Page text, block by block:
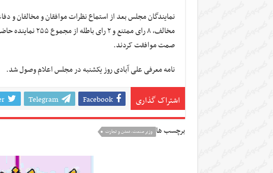
مخالف، ۸ رای ممتنع
صمت موافقت کردند.
نامه معرفی علی آبادی روز یکشنبه در مجلس اعلام وصول شد.
اشتراک گذاری Facebook
Telegram
برچسب ها وزیر صنعت، معدن و تجارت